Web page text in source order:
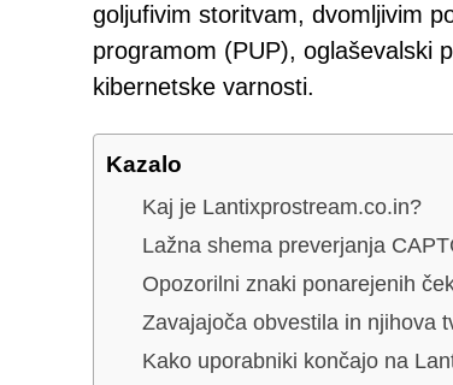
goljufivim storitvam, dvomljivim
programom (PUP), oglaševalski
kibernetske varnosti.
Kazalo
Kaj je Lantixprostream.co.in?
Lažna shema preverjanja
Opozorilni znaki ponarejenih
Zavajajoča obvestila in njihova
Kako uporabniki končajo na